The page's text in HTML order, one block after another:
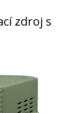
zdroj s